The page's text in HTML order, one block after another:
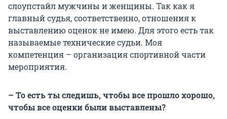
слоупстайл мужчины и женщины. Так как я
главный судья, соответственно, отношения к
выставлению оценок не имею. Для этого есть так
называемые технические судьи. Моя
компетенция – организация спортивной части
мероприятия.
– То есть ты следишь, чтобы все прошло хорошо,
чтобы все оценки были выставлены?